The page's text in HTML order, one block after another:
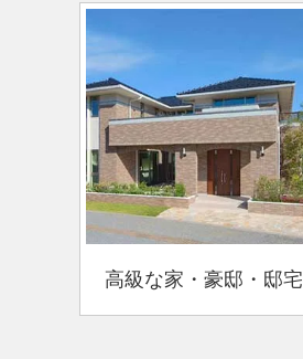
高級な家・豪邸・邸宅